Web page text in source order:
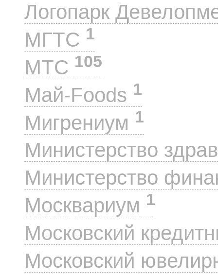
Логопарк
МГТС 1
МТС 105
Май-Foods 1
Мигрениум 1
Министерство
Министерство
Москвариум 1
Московский
Московский